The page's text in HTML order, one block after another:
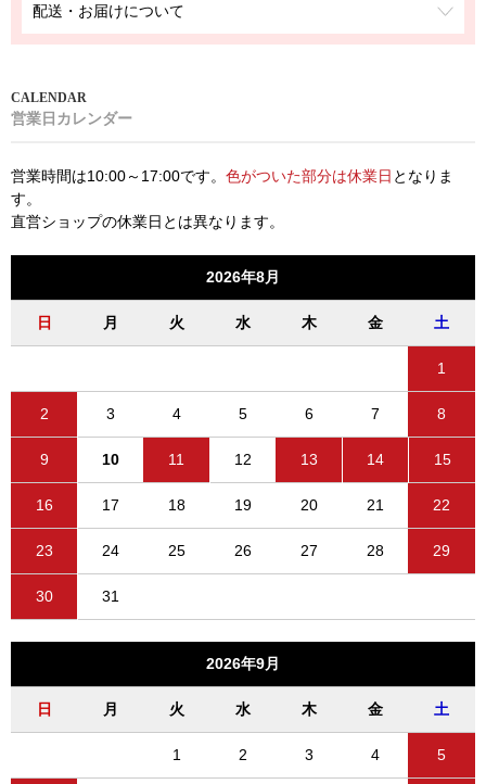
配送・お届けについて
営業日カレンダー
営業時間は10:00～17:00です。 色がついた部分は休業日 となりま
す。
直営ショップの休業日とは異なります。
2026年8月
日 月 火 水 木 金 土
1
2 3 4 5 6 7 8
9 10 11 12 13 14 15
16 17 18 19 20 21 22
23 24 25 26 27 28 29
30 31
2026年9月
日 月 火 水 木 金 土
1 2 3 4 5